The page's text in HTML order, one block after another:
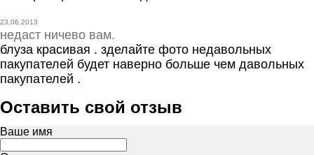
23.06.2013
недаст ничево вам.
блуза красивая . зделайте фото недавольных
пакупателей будет наверно больше чем давольных
пакупателей .
Оставить свой отзыв
Ваше имя